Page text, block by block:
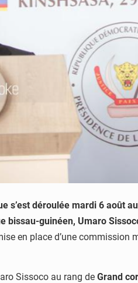
s’est déroulée mardi 6 août
bissau-guinéen, Umaro
en place d’une
Sissoco au rang de Grand